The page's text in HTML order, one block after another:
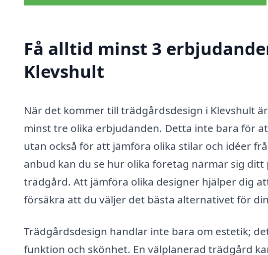
Få alltid minst 3
Klevshult
När det kommer till trädgårdsdesign i Klevshult
minst tre olika erbjudanden. Detta inte bara för
utan också för att jämföra olika stilar och idéer
anbud kan du se hur olika företag närmar sig
trädgård. Att jämföra olika designer hjälper dig
försäkra att du väljer det bästa alternativet för
Trädgårdsdesign handlar inte bara om estetik;
funktion och skönhet. En välplanerad trädgård